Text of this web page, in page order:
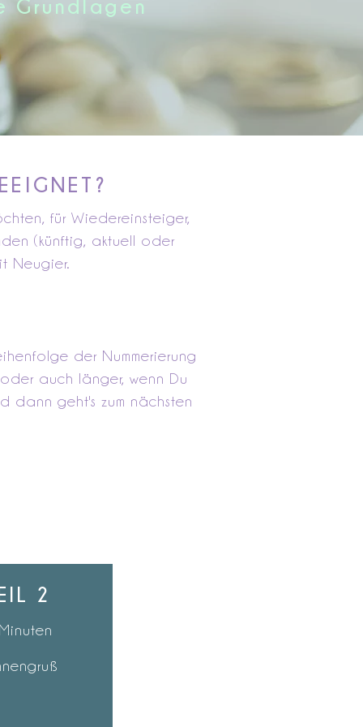
Grundlagen
für Wiedereinsteiger,
(künftig, aktuell oder
Neugier.
der Nummerierung
auch länger, wenn Du
dann geht's zum nächsten
2